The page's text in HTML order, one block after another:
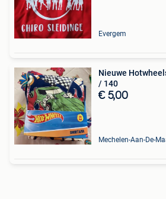
Evergem
Nieuwe
/ 140
€ 5,00
Mechelen-Aan-De-